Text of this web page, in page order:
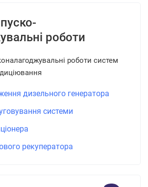
роботи
роботи систем
дизельного генератора
системи
рекуператора